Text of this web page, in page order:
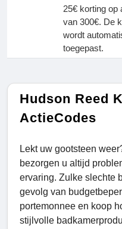
25€ korting op
van 300€. De
wordt
toegepast.
Hudson Reed
ActieCodes
Lekt uw gootsteen
bezorgen u altijd
ervaring. Zulke slechte
gevolg van
portemonnee en koop
stijlvolle